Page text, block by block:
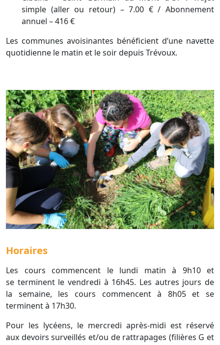
simple (aller ou retour) – 7.00 € / Abonnement
annuel – 416 €
Les communes avoisinantes bénéficient d’une navette
quotidienne le matin et le soir depuis Trévoux.
Horaires
Les cours commencent le lundi matin à 9h10 et
se terminent le vendredi à 16h45. Les autres jours de
la
semaine, les cours commencent à 8h05 et se
terminent à 17h30.
Pour les lycéens, le mercredi après-midi est réservé
aux devoirs surveillés et/ou de rattrapages (filières G et